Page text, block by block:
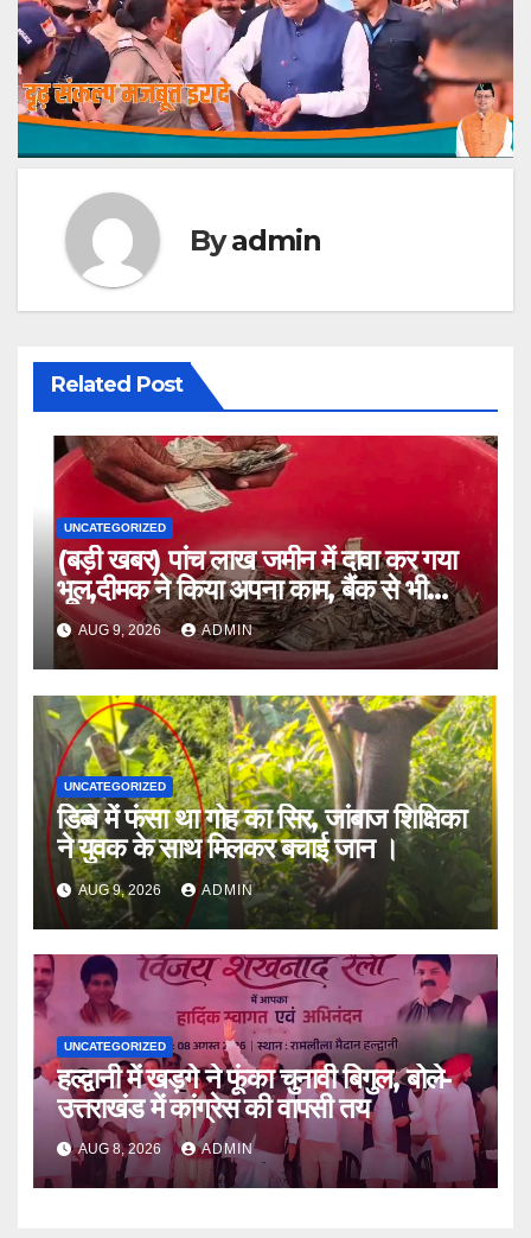
Byadmin
Related Post
UNCATEGORIZED
(बड़ी खबर) पांच लाख जमीन में दावा कर गया
भूल,दीमक ने किया अपना काम, बैंक से भी
लौटा हताश ।।
AUG 9, 2026 ADMIN
UNCATEGORIZED
डिब्बे में फंसा था गोह का सिर, जांबाज शिक्षिका
ने युवक के साथ मिलकर बचाई जान ।
AUG 9, 2026 ADMIN
UNCATEGORIZED
हल्द्वानी में खड़गे ने फूंका चुनावी बिगुल, बोले-
उत्तराखंड में कांग्रेस की वापसी तय
AUG 8, 2026 ADMIN